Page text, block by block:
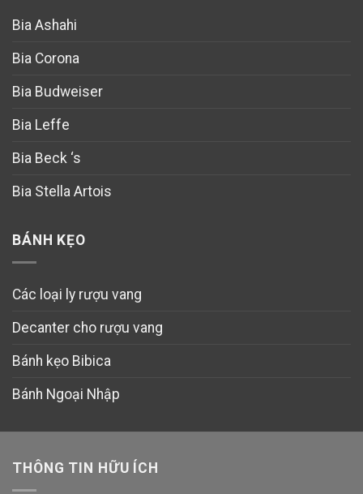
Bia Ashahi
Bia Corona
Bia Budweiser
Bia Leffe
Bia Beck ‘s
Bia Stella Artois
BÁNH KẸO
Các loại ly rượu vang
Decanter cho rượu vang
Bánh kẹo Bibica
Bánh Ngoại Nhập
THÔNG TIN HỮU ÍCH